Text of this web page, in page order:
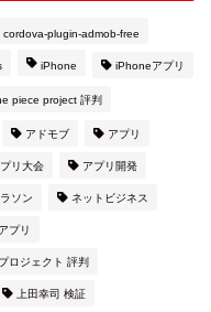
cordova-plugin-admob-free
iPhone iPhoneアプリ
piece project 評判
アドモブ アプリ
リ大会 アプリ開発
ソン ネットビジネス
プリ
ロジェクト 評判
上田幸司 検証